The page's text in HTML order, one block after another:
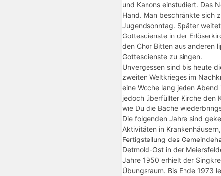
und Kanons einstudiert. Das
Hand. Man beschränkte sich
Jugendsonntag. Später
Gottesdienste in der
den Chor Bitten aus anderen
Gottesdienste zu singen.
Unvergessen sind bis heute
zweiten Weltkrieges im
eine Woche lang jeden Abend
jedoch überfüllter Kirche den
wie Du die Bäche
Die folgenden Jahre sind
Aktivitäten in
Fertigstellung des
Detmold-Ost in der
Jahre 1950 erhielt der
Übungsraum. Bis Ende 1973